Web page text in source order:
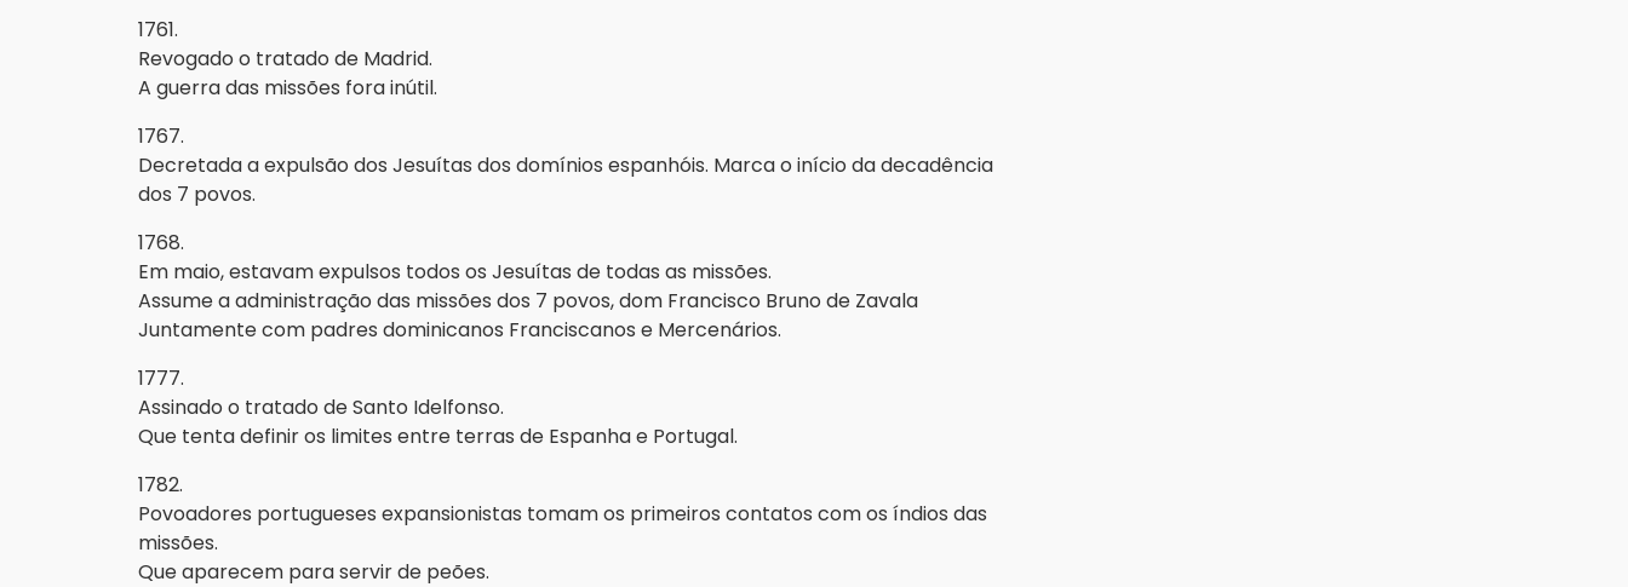
1761.
Revogado o tratado de Madrid.
A guerra das missões fora inútil.
1767.
Decretada a expulsão dos Jesuítas dos domínios espanhóis. Marca o início da decadência
dos 7 povos.
1768.
Em maio, estavam expulsos todos os Jesuítas de todas as missões.
Assume a administração das missões dos 7 povos, dom Francisco Bruno de Zavala
Juntamente com padres dominicanos Franciscanos e Mercenários.
1777.
Assinado o tratado de Santo Idelfonso.
Que tenta definir os limites entre terras de Espanha e Portugal.
1782.
Povoadores portugueses expansionistas tomam os primeiros contatos com os índios das
missões.
Que aparecem para servir de peões.